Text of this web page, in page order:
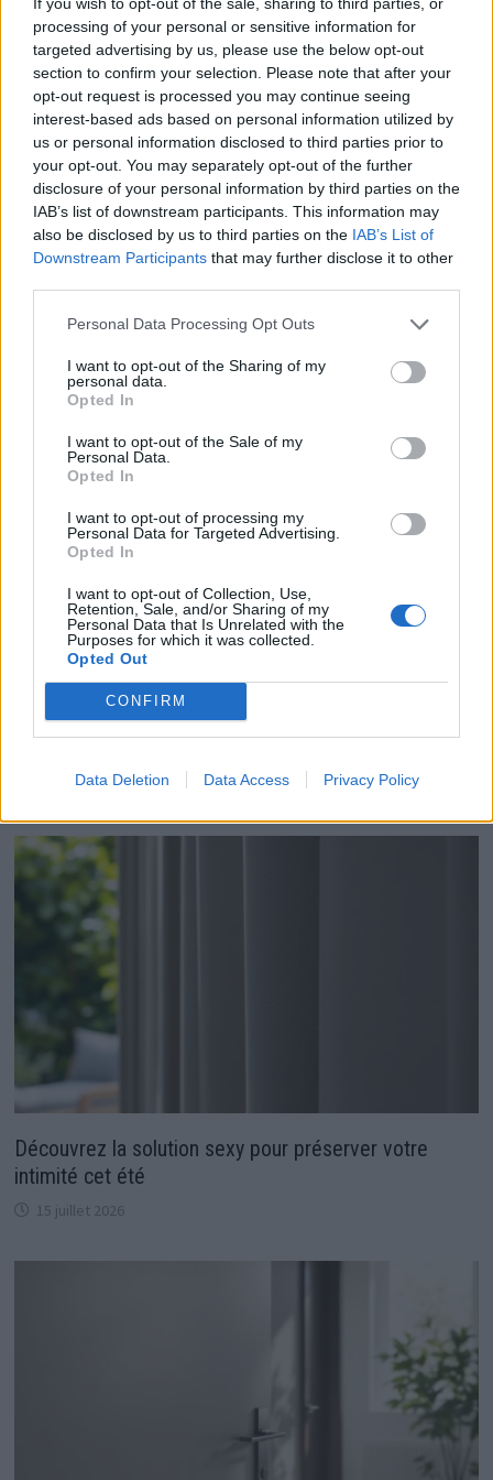
processing of your personal or sensitive information for
targeted advertising by us, please use the below opt-out
section to confirm your selection. Please note that after your
opt-out request is processed you may continue seeing
interest-based ads based on personal information utilized by
us or personal information disclosed to third parties prior to
your opt-out. You may separately opt-out of the further
disclosure of your personal information by third parties on the
IAB’s list of downstream participants. This information may
also be disclosed by us to third parties on the IAB’s List of
Downstream Participants that may further disclose it to other
Personal Data Processing Opt Outs
I want to opt-out of the Sharing of my
personal data.
Opted In
I want to opt-out of the Sale of my
Personal Data.
Opted In
I want to opt-out of processing my
Personal Data for Targeted Advertising.
Opted In
I want to opt-out of Collection, Use,
Retention, Sale, and/or Sharing of my
Personal Data that Is Unrelated with the
Purposes for which it was collected.
Opted Out
CONFIRM
Data Deletion Data Access Privacy Policy
qui explose en 2026
maison est une fausse
bonne idée
Histoiredemaison
Voir tous les articles de
Histoiredemaison →
VOUS POURRIEZ AUSSI AIMER
Réduisez votre facture de chauffage avec cette
14 février 2026
Découvrez la solution sexy pour préserver votre
intimité cet été
15 juillet 2026